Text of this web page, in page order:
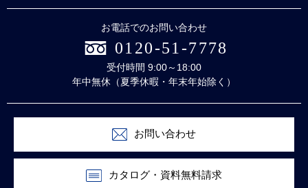
お電話でのお問い合わせ
0120-51-7778
受付時間 9:00～18:00
年中無休（夏季休暇・年末年始除く）
お問い合わせ
カタログ・資料無料請求